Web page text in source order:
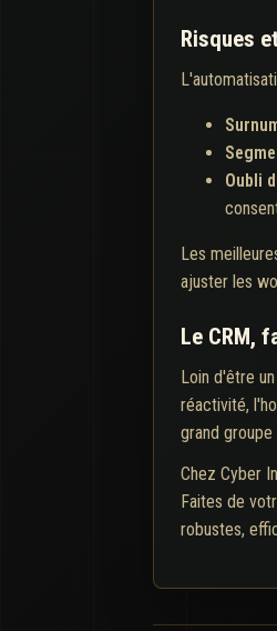
Risques
Oubli
Les
ajuster les
Le CRM,
Loin d'être
réactivité,
grand
Chez Cyber
Faites de
robustes,